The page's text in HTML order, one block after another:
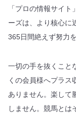
「プロの情報サイ
ーズは、より核心に
365日間絶えず努力
一切の手を抜くこと
くの会員様へプラス
ありません。楽して
しません。競馬とは